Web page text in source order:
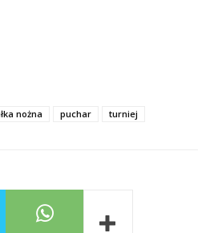
nożna puchar turniej